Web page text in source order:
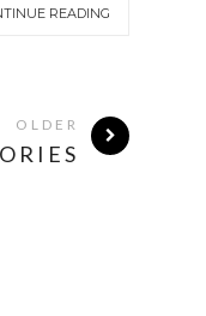
READING
OLDER